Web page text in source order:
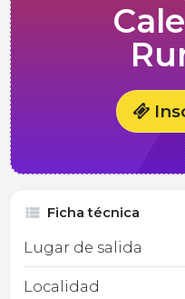
Ficha técnica
Lugar de salida
Localidad